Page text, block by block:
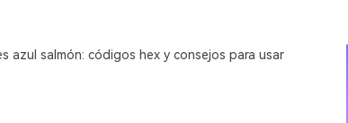
azul salmón: códigos hex y consejos para usar